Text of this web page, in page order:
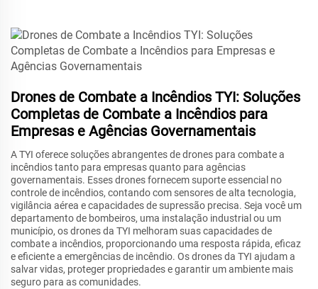
Drones de Combate a Incêndios TYI: Soluções
Completas de Combate a Incêndios para
Empresas e Agências Governamentais
A TYI oferece soluções abrangentes de drones para combate a
incêndios tanto para empresas quanto para agências
governamentais. Esses drones fornecem suporte essencial no
controle de incêndios, contando com sensores de alta tecnologia,
vigilância aérea e capacidades de supressão precisa. Seja você um
departamento de bombeiros, uma instalação industrial ou um
município, os drones da TYI melhoram suas capacidades de
combate a incêndios, proporcionando uma resposta rápida, eficaz
e eficiente a emergências de incêndio. Os drones da TYI ajudam a
salvar vidas, proteger propriedades e garantir um ambiente mais
seguro para as comunidades.